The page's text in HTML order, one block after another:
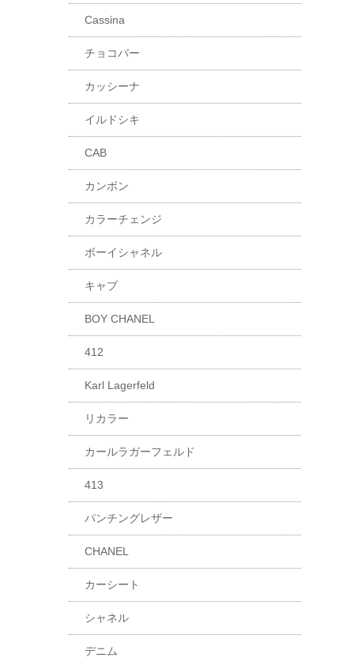
Cassina
チョコバー
カッシーナ
イルドシキ
CAB
カンボン
カラーチェンジ
ボーイシャネル
キャブ
BOY CHANEL
412
Karl Lagerfeld
リカラー
カールラガーフェルド
413
パンチングレザー
CHANEL
カーシート
シャネル
デニム